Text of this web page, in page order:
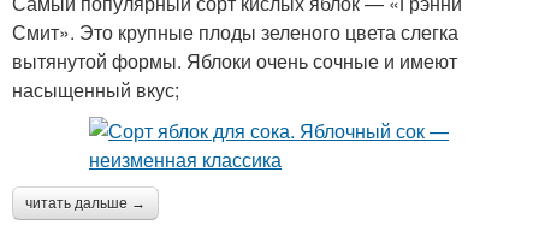
Смит». Это крупные плоды зеленого цвета слегка
вытянутой формы. Яблоки очень сочные и имеют
насыщенный вкус;
читать дальше →